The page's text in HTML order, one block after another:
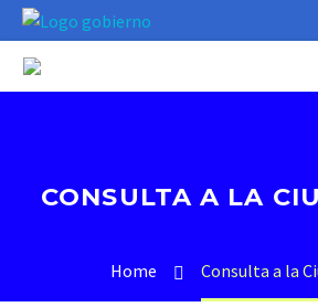
CONSULTA A LA
Home Consulta a la